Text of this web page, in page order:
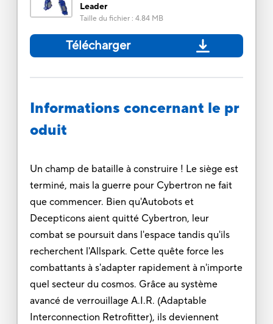
Leader
Taille du fichier: 4.84 MB
Télécharger
Informations concernant le pr
oduit
Un champ de bataille à construire ! Le siège est
terminé, mais la guerre pour Cybertron ne fait
que commencer. Bien qu'Autobots et
Decepticons aient quitté Cybertron, leur
combat se poursuit dans l'espace tandis qu'ils
recherchent l'Allspark. Cette quête force les
combattants à s'adapter rapidement à n'importe
quel secteur du cosmos. Grâce au système
avancé de verrouillage A.I.R. (Adaptable
Interconnection Retrofitter), ils deviennent